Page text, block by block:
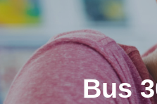
Bus